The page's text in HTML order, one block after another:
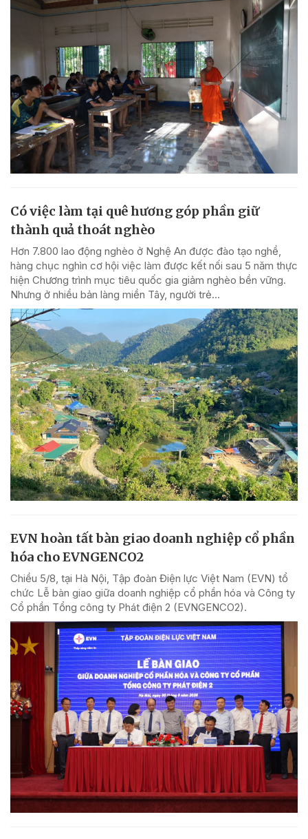
Có việc làm tại quê hương góp phần giữ
thành quả thoát nghèo
Hơn 7.800 lao động nghèo ở Nghệ An được đào tạo nghề,
hàng chục nghìn cơ hội việc làm được kết nối sau 5 năm thực
hiện Chương trình mục tiêu quốc gia giảm nghèo bền vững.
Nhưng ở nhiều bản làng miền Tây, người trẻ...
EVN hoàn tất bàn giao doanh nghiệp cổ phần
hóa cho EVNGENCO2
Chiều 5/8, tại Hà Nội, Tập đoàn Điện lực Việt Nam (EVN) tổ
chức Lễ bàn giao giữa doanh nghiệp cổ phần hóa và Công ty
Cổ phần Tổng công ty Phát điện 2 (EVNGENCO2).